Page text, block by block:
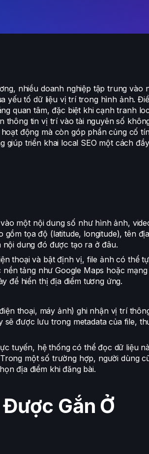
nhiều doanh nghiệp tập trung vào
yếu tố dữ liệu vị trí trong hình ảnh.
quan tâm, đặc biệt khi cạnh tranh
thông tin vị trí vào tài nguyên số
động mà còn góp phần củng cố
giúp triển khai local SEO một cách
một nội dung số như hình ảnh,
gồm tọa độ (latitude, longitude), tên địa
dung đó được tạo ra ở đâu.
thoại và bật định vị, file ảnh có thể tự
tảng như Google Maps hoặc mạng
để hiển thị địa điểm tương ứng.
thoại, máy ảnh) ghi nhận vị trí
sẽ được lưu trong metadata của file,
tuyến, hệ thống có thể đọc dữ liệu
một số trường hợp, người dùng
địa điểm khi đăng bài.
Gắn Ở